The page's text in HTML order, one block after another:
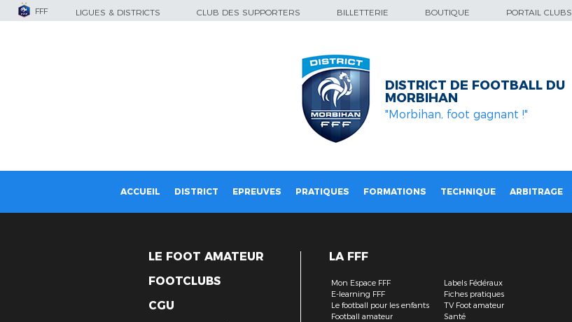
FFF LIGUES & DISTRICTS CLUB DES SUPPORTERS BILLETTERIE BOUTIQUE PORTAIL CLUBS
DISTRICT DE FOOTBALL DU
MORBIHAN
"Morbihan, foot gagnant !"
ACCUEIL DISTRICT EPREUVES PRATIQUES FORMATIONS TECHNIQUE ARBITRAGE
LE FOOT AMATEUR
FOOTCLUBS
CGU
LA FFF
Mon Espace FFF
E-learning FFF
Le football pour les enfants
Football amateur
Labels Fédéraux
Fiches pratiques
TV Foot amateur
Santé